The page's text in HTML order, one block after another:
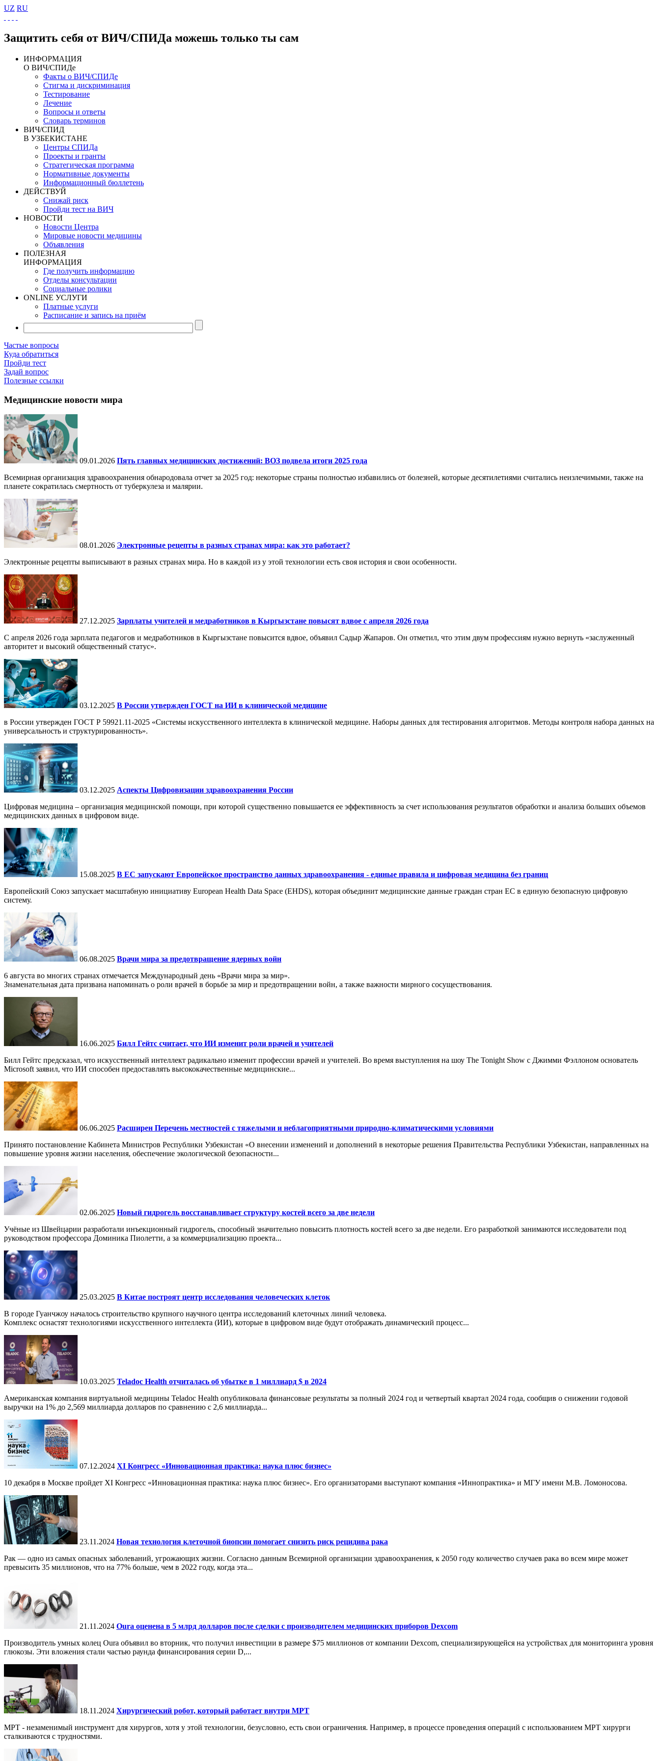
UZ RU
Защитить себя от ВИЧ/СПИДа можешь только ты сам
ИНФОРМАЦИЯ
О ВИЧ/СПИДе
Факты о ВИЧ/СПИДе
Стигма и дискриминация
Тестирование
Лечение
Вопросы и ответы
Словарь терминов
ВИЧ/СПИД
В УЗБЕКИСТАНЕ
Центры СПИДа
Проекты и гранты
Стратегическая программа
Нормативные документы
Информационный бюллетень
ДЕЙСТВУЙ
Снижай риск
Пройди тест на ВИЧ
НОВОСТИ
Новости Центра
Мировые новости медицины
Объявления
ПОЛЕЗНАЯ
ИНФОРМАЦИЯ
Где получить информацию
Отделы консультации
Социальные ролики
ONLINE УСЛУГИ
Платные услуги
Расписание и запись на приём
Частые вопросы
Куда обратиться
Пройди тест
Задай вопрос
Полезные ссылки
Медицинские новости мира
09.01.2026 Пять главных медицинских достижений: ВОЗ подвела итоги 2025 года
Всемирная организация здравоохранения обнародовала отчет за 2025 год: некоторые страны полностью избавились от болезней, которые десятилетиями считались неизлечимыми, также на
планете сократилась смертность от туберкулеза и малярии.
08.01.2026 Электронные рецепты в разных странах мира: как это работает?
Электронные рецепты выписывают в разных странах мира. Но в каждой из у этой технологии есть своя история и свои особенности.
27.12.2025 Зарплаты учителей и медработников в Кыргызстане повысят вдвое с апреля 2026 года
С апреля 2026 года зарплата педагогов и медработников в Кыргызстане повысится вдвое, объявил Садыр Жапаров. Он отметил, что этим двум профессиям нужно вернуть «заслуженный
авторитет и высокий общественный статус».
03.12.2025 В России утвержден ГОСТ на ИИ в клинической медицине
в России утвержден ГОСТ Р 59921.11-2025 «Системы искусственного интеллекта в клинической медицине. Наборы данных для тестирования алгоритмов. Методы контроля набора данных на
универсальность и структурированность».
03.12.2025 Аспекты Цифровизации здравоохранения России
Цифровая медицина – организация медицинской помощи, при которой существенно повышается ее эффективность за счет использования результатов обработки и анализа больших объемов
медицинских данных в цифровом виде.
15.08.2025 В ЕС запускают Европейское пространство данных здравоохранения - единые правила и цифровая медицина без границ
Европейский Союз запускает масштабную инициативу European Health Data Space (EHDS), которая объединит медицинские данные граждан стран ЕС в единую безопасную цифровую
систему.
06.08.2025 Врачи мира за предотвращение ядерных войн
6 августа во многих странах отмечается Международный день «Врачи мира за мир».
Знаменательная дата призвана напоминать о роли врачей в борьбе за мир и предотвращении войн, а также важности мирного сосуществования.
16.06.2025 Билл Гейтс считает, что ИИ изменит роли врачей и учителей
Билл Гейтс предсказал, что искусственный интеллект радикально изменит профессии врачей и учителей. Во время выступления на шоу The Tonight Show с Джимми Фэллоном основатель
Microsoft заявил, что ИИ способен предоставлять высококачественные медицинские...
06.06.2025 Расширен Перечень местностей с тяжелыми и неблагоприятными природно-климатическими условиями
Принято постановление Кабинета Министров Республики Узбекистан «О внесении изменений и дополнений в некоторые решения Правительства Республики Узбекистан, направленных на
повышение уровня жизни населения, обеспечение экологической безопасности...
02.06.2025 Новый гидрогель восстанавливает структуру костей всего за две недели
Учёные из Швейцарии разработали инъекционный гидрогель, способный значительно повысить плотность костей всего за две недели. Его разработкой занимаются исследователи под
руководством профессора Доминика Пиолетти, а за коммерциализацию проекта...
25.03.2025 В Китае построят центр исследования человеческих клеток
В городе Гуанчжоу началось строительство крупного научного центра исследований клеточных линий человека.
Комплекс оснастят технологиями искусственного интеллекта (ИИ), которые в цифровом виде будут отображать динамический процесс...
10.03.2025 Teladoc Health отчиталась об убытке в 1 миллиард $ в 2024
Американская компания виртуальной медицины Teladoc Health опубликовала финансовые результаты за полный 2024 год и четвертый квартал 2024 года, сообщив о снижении годовой
выручки на 1% до 2,569 миллиарда долларов по сравнению с 2,6 миллиарда...
07.12.2024 ХI Конгресс «Инновационная практика: наука плюс бизнес»
10 декабря в Москве пройдет XI Конгресс «Инновационная практика: наука плюс бизнес». Его организаторами выступают компания «Иннопрактика» и МГУ имени М.В. Ломоносова.
23.11.2024 Новая технология клеточной биопсии помогает снизить риск рецидива рака
Рак — одно из самых опасных заболеваний, угрожающих жизни. Согласно данным Всемирной организации здравоохранения, к 2050 году количество случаев рака во всем мире может
превысить 35 миллионов, что на 77% больше, чем в 2022 году, когда эта...
21.11.2024 Oura оценена в 5 млрд долларов после сделки с производителем медицинских приборов Dexcom
Производитель умных колец Oura объявил во вторник, что получил инвестиции в размере $75 миллионов от компании Dexcom, специализирующейся на устройствах для мониторинга уровня
глюкозы. Эти вложения стали частью раунда финансирования серии D,...
18.11.2024 Хирургический робот, который работает внутри МРТ
МРТ - незаменимый инструмент для хирургов, хотя у этой технологии, безусловно, есть свои ограничения. Например, в процессе проведения операций с использованием МРТ хирурги
сталкиваются с трудностями.